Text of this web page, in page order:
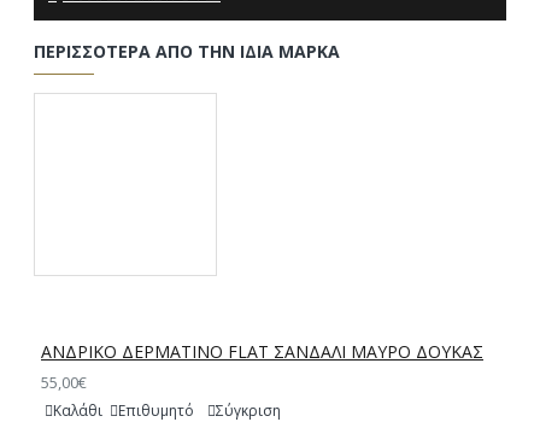
ΠΕΡΙΣΣΌΤΕΡΑ ΑΠΌ ΤΗΝ ΊΔΙΑ ΜΆΡΚΑ
ΑΝΔΡΙΚΟ ΔΕΡΜΑΤΙΝΟ FLAT ΣΑΝΔΑΛΙ ΜΑΥΡΟ ΔΟΥΚΑΣ
55,00€
Καλάθι Επιθυμητό Σύγκριση